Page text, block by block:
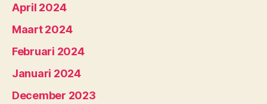
April 2024
Maart 2024
Februari 2024
Januari 2024
December 2023